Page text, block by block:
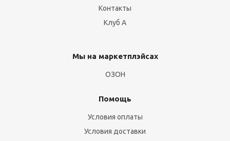
Контакты
Клуб А
Мы на маркетплэйсах
ОЗОН
Помощь
Условия оплаты
Условия доставки